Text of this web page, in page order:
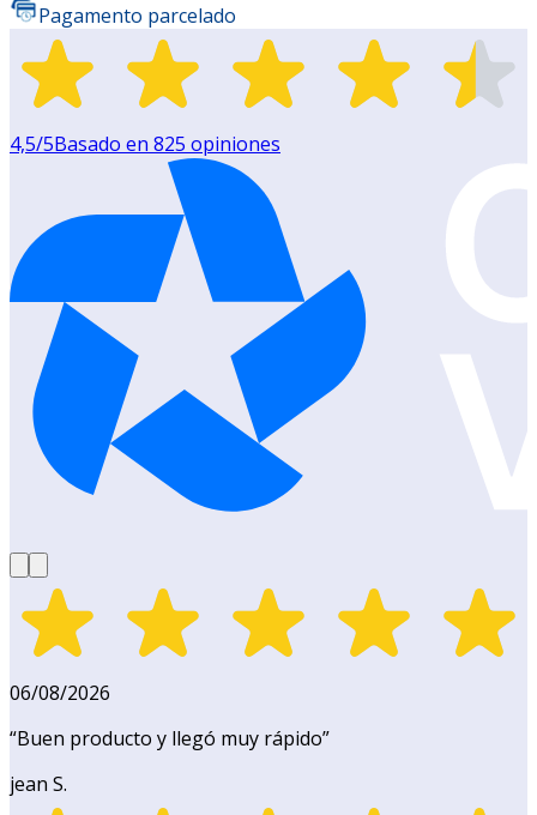
Pagamento parcelado
4,5/5Basado en 825 opiniones
06/08/2026
“Buen producto y llegó muy rápido”
jean S.